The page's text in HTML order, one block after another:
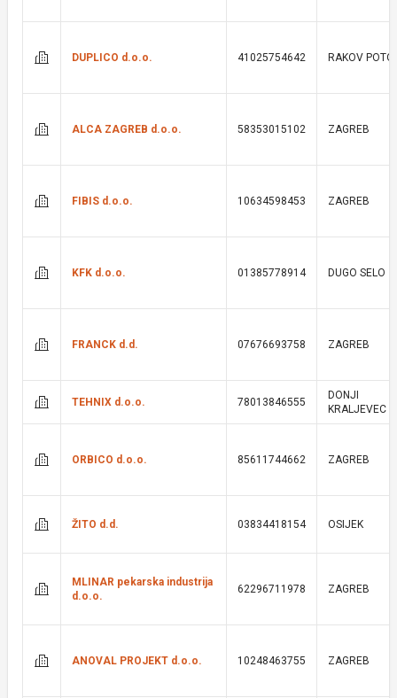
DUPLICO d.o.o. 41025754642 RAKOV
ALCA ZAGREB d.o.o. 58353015102 ZAGREB
FIBIS d.o.o. 10634598453 ZAGREB
KFK d.o.o. 01385778914 DUGO SELO
FRANCK d.d. 07676693758 ZAGREB
TEHNIX d.o.o. 78013846555
DONJI
KRALJEVEC
ORBICO d.o.o. 85611744662 ZAGREB
ŽITO d.d. 03834418154 OSIJEK
MLINAR pekarska industrija
d.o.o.
62296711978 ZAGREB
ANOVAL PROJEKT d.o.o. 10248463755 ZAGREB